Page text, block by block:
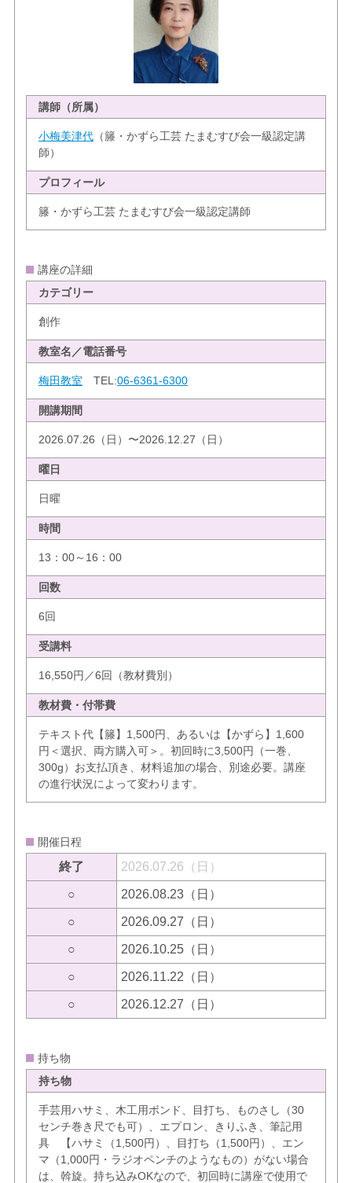
講師（所属）
小梅美津代（籐・かずら工芸 たまむすび会一級認定講
師）
プロフィール
籐・かずら工芸 たまむすび会一級認定講師
講座の詳細
カテゴリー
創作
教室名／電話番号
梅田教室 TEL:06-6361-6300
開講期間
2026.07.26（日）〜2026.12.27（日）
曜日
日曜
時間
13：00～16：00
回数
6回
受講料
16,550円／6回（教材費別）
教材費・付帯費
テキスト代【籐】1,500円、あるいは【かずら】1,600
円＜選択、両方購入可＞。初回時に3,500円（一巻、
300g）お支払頂き、材料追加の場合、別途必要。講座
の進行状況によって変わります。
開催日程
終了 2026.07.26（日）
○ 2026.08.23（日）
○ 2026.09.27（日）
○ 2026.10.25（日）
○ 2026.11.22（日）
○ 2026.12.27（日）
持ち物
持ち物
手芸用ハサミ、木工用ボンド、目打ち、ものさし（30
センチ巻き尺でも可）、エプロン、きりふき、筆記用
具 【ハサミ（1,500円）、目打ち（1,500円）、エン
マ（1,000円・ラジオペンチのようなもの）がない場合
は、斡旋。持ち込みOKなので、初回時に講座で使用で